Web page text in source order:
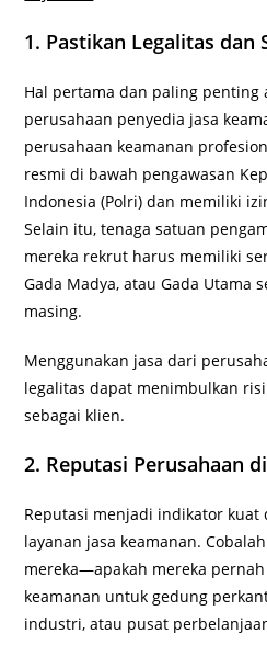
1. Pastikan Legalitas dan
Hal pertama dan paling penting
perusahaan penyedia jasa
perusahaan keamanan
resmi di bawah pengawasan
Indonesia (Polri) dan memiliki
Selain itu, tenaga satuan
mereka rekrut harus memiliki
Gada Madya, atau Gada Utama
masing.
Menggunakan jasa dari
legalitas dapat menimbulkan
sebagai klien.
2. Reputasi Perusahaan
Reputasi menjadi indikator kuat
layanan jasa keamanan.
mereka—apakah mereka
keamanan untuk gedung
industri, atau pusat